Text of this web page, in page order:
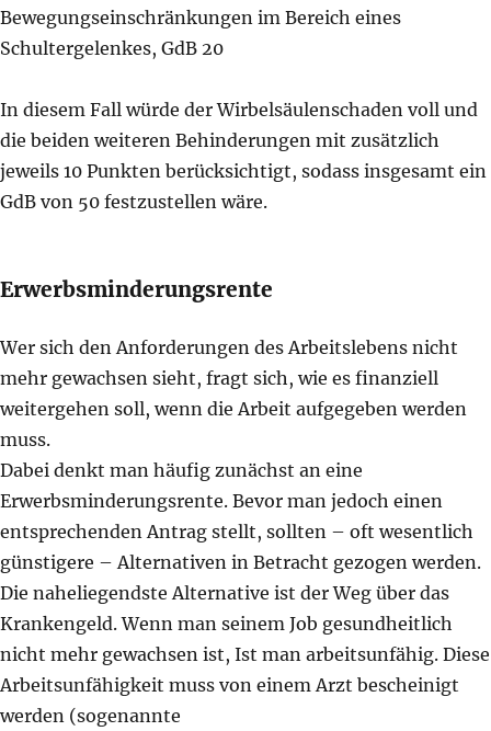
Bewegungseinschränkungen im Bereich eines
Schultergelenkes, GdB 20
In diesem Fall würde der Wirbelsäulenschaden voll und
die beiden weiteren Behinderungen mit zusätzlich
jeweils 10 Punkten berücksichtigt, sodass insgesamt ein
GdB von 50 festzustellen wäre.
Erwerbsminderungsrente
Wer sich den Anforderungen des Arbeitslebens nicht
mehr gewachsen sieht, fragt sich, wie es finanziell
weitergehen soll, wenn die Arbeit aufgegeben werden
muss.
Dabei denkt man häufig zunächst an eine
Erwerbsminderungsrente. Bevor man jedoch einen
entsprechenden Antrag stellt, sollten – oft wesentlich
günstigere – Alternativen in Betracht gezogen werden.
Die naheliegendste Alternative ist der Weg über das
Krankengeld. Wenn man seinem Job gesundheitlich
nicht mehr gewachsen ist, Ist man arbeitsunfähig. Diese
Arbeitsunfähigkeit muss von einem Arzt bescheinigt
werden (sogenannte